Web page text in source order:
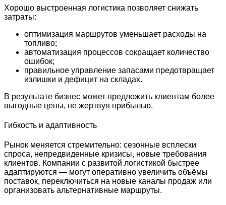
Хорошо выстроенная логистика позволяет снижать
затраты:
оптимизация маршрутов уменьшает расходы на
топливо;
автоматизация процессов сокращает количество
ошибок;
правильное управление запасами предотвращает
излишки и дефицит на складах.
В результате бизнес может предложить клиентам более
выгодные цены, не жертвуя прибылью.
Гибкость и адаптивность
Рынок меняется стремительно: сезонные всплески
спроса, непредвиденные кризисы, новые требования
клиентов. Компании с развитой логистикой быстрее
адаптируются — могут оперативно увеличить объёмы
поставок, переключиться на новые каналы продаж или
организовать альтернативные маршруты.